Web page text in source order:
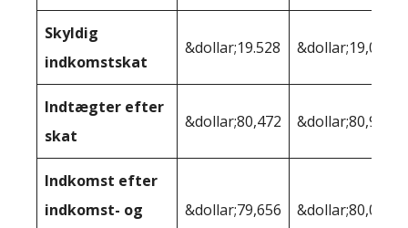
Skyldig
indkomstskat
&dollar;19.528 &dollar;19,053
Indtægter efter
skat
&dollar;80,472 &dollar;80,947
Indkomst efter
indkomst- og
&dollar;79,656 &dollar;80,001